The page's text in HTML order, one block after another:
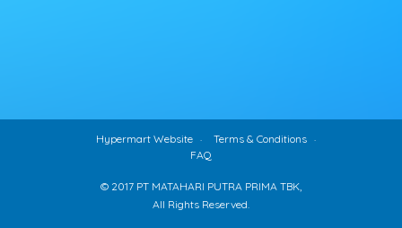
Hypermart Website
Terms & Conditions
FAQ
© 2017 PT MATAHARI PUTRA PRIMA TBK,
All Rights Reserved.